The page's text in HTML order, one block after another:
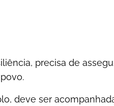
precisa de
deve ser